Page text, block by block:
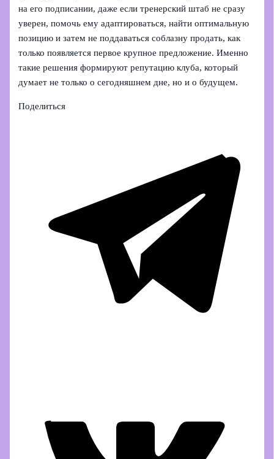
на его подписании, даже если тренерский штаб не сразу
уверен, помочь ему адаптироваться, найти оптимальную
позицию и затем не поддаваться соблазну продать, как
только появляется первое крупное предложение. Именно
такие решения формируют репутацию клуба, который
думает не только о сегодняшнем дне, но и о будущем.
Поделиться